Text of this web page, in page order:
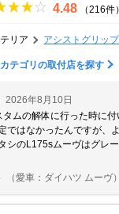
4.48 （216件）
リア アシストグリップ
テゴリの取付店を探す
2026年8月10日
ムの解体に行った時に
ではなかったんですが、
シのL175sムーヴはグレ
（愛車：ダイハツ ムーヴ）